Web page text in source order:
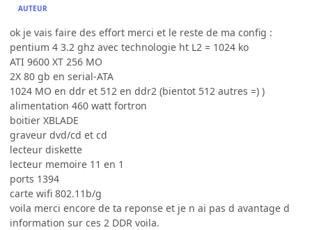
AUTEUR
ok je vais faire des effort merci et le reste de ma config :
pentium 4 3.2 ghz avec technologie ht L2 = 1024 ko
ATI 9600 XT 256 MO
2X 80 gb en serial-ATA
1024 MO en ddr et 512 en ddr2 (bientot 512 autres =) )
alimentation 460 watt fortron
boitier XBLADE
graveur dvd/cd et cd
lecteur diskette
lecteur memoire 11 en 1
ports 1394
carte wifi 802.11b/g
voila merci encore de ta reponse et je n ai pas d avantage d
information sur ces 2 DDR voila.